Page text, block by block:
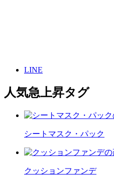
LINE
人気急上昇タグ
シートマスク・パック
クッションファンデ